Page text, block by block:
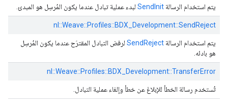
يتم استخدام الرسالة SendInit لبدء عملية تبادل عندما يكون المُرسِل هو المبدئ.
nl::Weave::Profiles::BDX_Development::SendReject
يتم استخدام الرسالة SendReject لرفض التبادل المقترَح عندما يكون المُرسِل
هو بادئه.
nl::Weave::Profiles::BDX_Development::TransferError
تُستخدم رسالة الخطأ للإبلاغ عن خطأ وإلغاء عملية التبادل.